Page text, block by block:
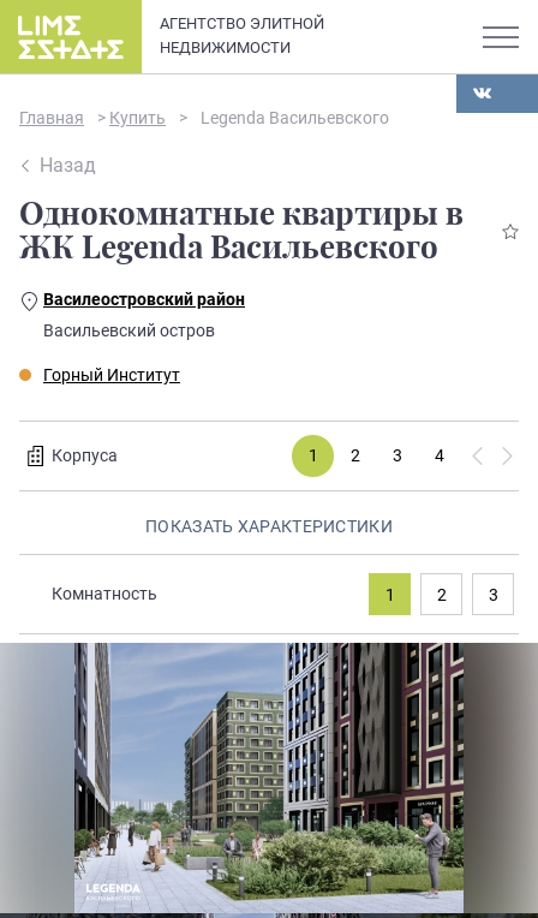
АГЕНТСТВО ЭЛИТНОЙ
НЕДВИЖИМОСТИ
О компании
Элитная недвижимость в
Санкт-Петербурге: каталог
премиум-класса
Продать
Сдать
Закрытые продажи
Главная > Купить > Legenda Васильевского
Назад
Однокомнатные квартиры в
ЖК Legenda Васильевского
Василеостровский район
Васильевский остров
Горный Институт
Корпуса 1 2 3 4 5
ПОКАЗАТЬ ХАРАКТЕРИСТИКИ
Комнатность 1 2 3